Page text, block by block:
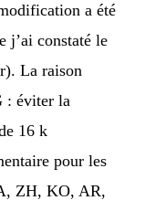
a été
j’ai constaté le
La raison
: éviter la
16 k
pour les
ZH, KO, AR,